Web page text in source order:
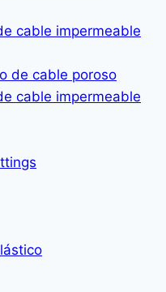
cable impermeable
de cable poroso
cable impermeable